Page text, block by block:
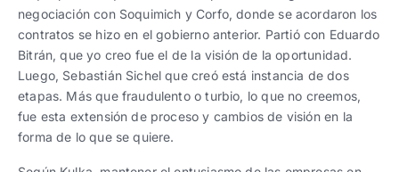
negociación con Soquimich y Corfo, donde se acordaron los
contratos se hizo en el gobierno anterior. Partió con Eduardo
Bitrán, que yo creo fue el de la visión de la oportunidad.
Luego, Sebastián Sichel que creó está instancia de dos
etapas. Más que fraudulento o turbio, lo que no creemos,
fue esta extensión de proceso y cambios de visión en la
forma de lo que se quiere.